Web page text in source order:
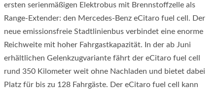
ersten serien­mäßigen Elektrobus mit Brennstoffzelle als
Range-Extender: den Mercedes-Benz eCitaro fuel cell. Der
neue emissionsfreie Stadtlinienbus verbindet eine enorme
Reichweite mit hoher Fahrgastkapazität. In der ab Juni
erhältlichen Gelenkzugvariante fährt der eCitaro fuel cell
rund 350 Kilometer weit ohne Nachladen und bietet dabei
Platz für bis zu 128 Fahrgäste. Der eCitaro fuel cell kann